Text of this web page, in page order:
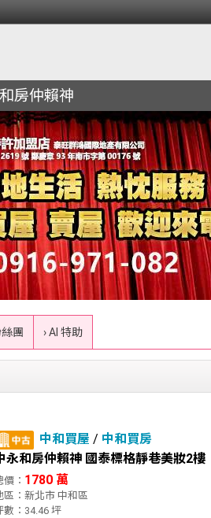
房仲賴神
團 › AI 特助
中和買屋 / 中和買房
永和房仲賴神 國泰標格靜巷美妝2樓
價： 1780 萬
區：新北市 中和區
數：34.46 坪